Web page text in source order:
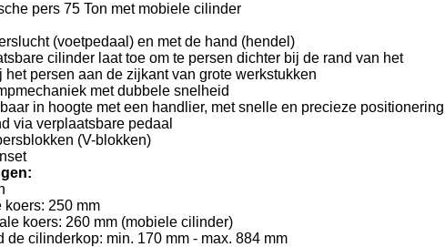
pers 75 Ton met mobiele cilinder
(voetpedaal) en met de hand (hendel)
cilinder laat toe om te persen dichter bij de rand van het
het persen aan de zijkant van grote werkstukken
met dubbele snelheid
in hoogte met een handlier, met snelle en precieze positionering
via verplaatsbare pedaal
(V-blokken)
250 mm
koers: 260 mm (mobiele cilinder)
de cilinderkop: min. 170 mm - max. 884 mm